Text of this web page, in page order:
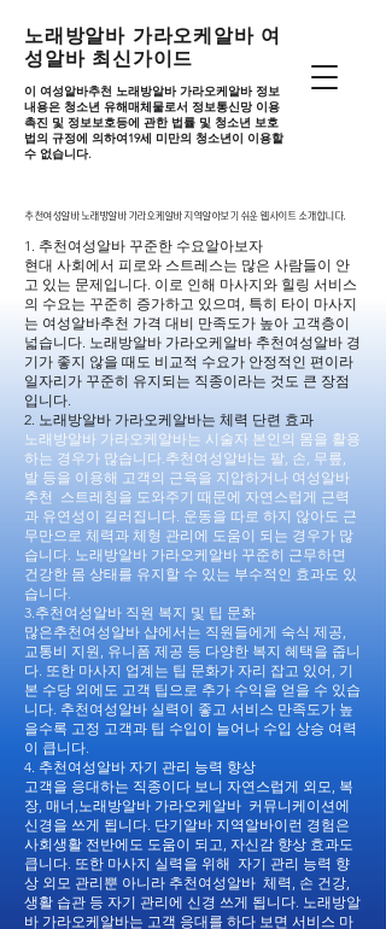
노래방알바 가라오케알바 여
성알바 최신가이드
이 여성알바추천 노래방알바 가라오케알바 정보
내용은 청소년 유해매체물로서 정보통신망 이용
촉진 및 정보보호등에 관한 법률 및 청소년 보호
법의 규정에 의하여19세 미만의 청소년이 이용할
수 없습니다.
추천여성알바 노래방알바 가라오케알바 지역알아보기 쉬운 웹사이트 소개합니다.
추천여성알바 노래방알바 가라오케알바 지역알아보기 쉬운 웹사이트 소개합니다.
1. 추천여성알바 꾸준한 수요알아보자
현대 사회에서 피로와 스트레스는 많은 사람들이 안
고 있는 문제입니다. 이로 인해 마사지와 힐링 서비스
의 수요는 꾸준히 증가하고 있으며, 특히 타이 마사지
는 여성알바추천 가격 대비 만족도가 높아 고객층이
넓습니다. 노래방알바 가라오케알바 추천여성알바 경
기가 좋지 않을 때도 비교적 수요가 안정적인 편이라
일자리가 꾸준히 유지되는 직종이라는 것도 큰 장점
입니다.
2. 노래방알바 가라오케알바는 체력 단련 효과
노래방알바 가라오케알바는 시술자 본인의 몸을 활용
하는 경우가 많습니다.추천여성알바는 팔, 손, 무릎,
발 등을 이용해 고객의 근육을 지압하거나 여성알바
추천 스트레칭을 도와주기 때문에 자연스럽게 근력
과 유연성이 길러집니다. 운동을 따로 하지 않아도 근
무만으로 체력과 체형 관리에 도움이 되는 경우가 많
습니다. 노래방알바 가라오케알바 꾸준히 근무하면
건강한 몸 상태를 유지할 수 있는 부수적인 효과도 있
습니다.
3.추천여성알바 직원 복지 및 팁 문화
많은추천여성알바 샵에서는 직원들에게 숙식 제공,
교통비 지원, 유니폼 제공 등 다양한 복지 혜택을 줍니
다. 또한 마사지 업계는 팁 문화가 자리 잡고 있어, 기
본 수당 외에도 고객 팁으로 추가 수익을 얻을 수 있습
니다. 추천여성알바 실력이 좋고 서비스 만족도가 높
을수록 고정 고객과 팁 수입이 늘어나 수입 상승 여력
이 큽니다.
4. 추천여성알바 자기 관리 능력 향상
고객을 응대하는 직종이다 보니 자연스럽게 외모, 복
장, 매너,노래방알바 가라오케알바 커뮤니케이션에
신경을 쓰게 됩니다. 단기알바 지역알바이런 경험은
사회생활 전반에도 도움이 되고, 자신감 향상 효과도
큽니다. 또한 마사지 실력을 위해 자기 관리 능력 향
상 외모 관리뿐 아니라 추천여성알바 체력, 손 건강,
생활 습관 등 자기 관리에 신경 쓰게 됩니다. 노래방알
바 가라오케알바는 고객 응대를 하다 보면 서비스 마